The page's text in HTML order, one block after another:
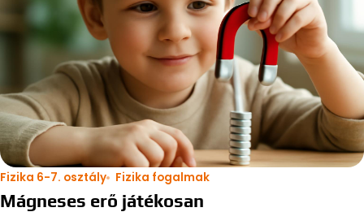
Fizika 6-7. osztály Fizika fogalmak
Mágneses erő játékosan